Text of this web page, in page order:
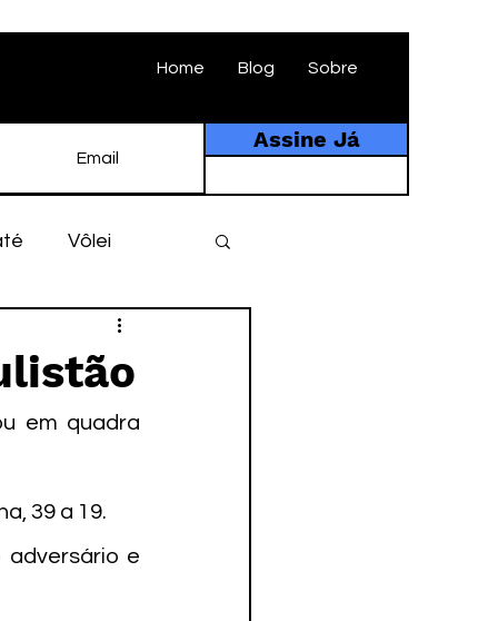
Home Blog Sobre
Assine Já
Vôlei
História
amador
em quadra
39 a 19.
adversário e